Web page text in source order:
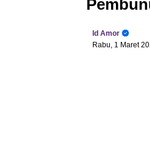
Id Amor
Rabu, 1 Maret